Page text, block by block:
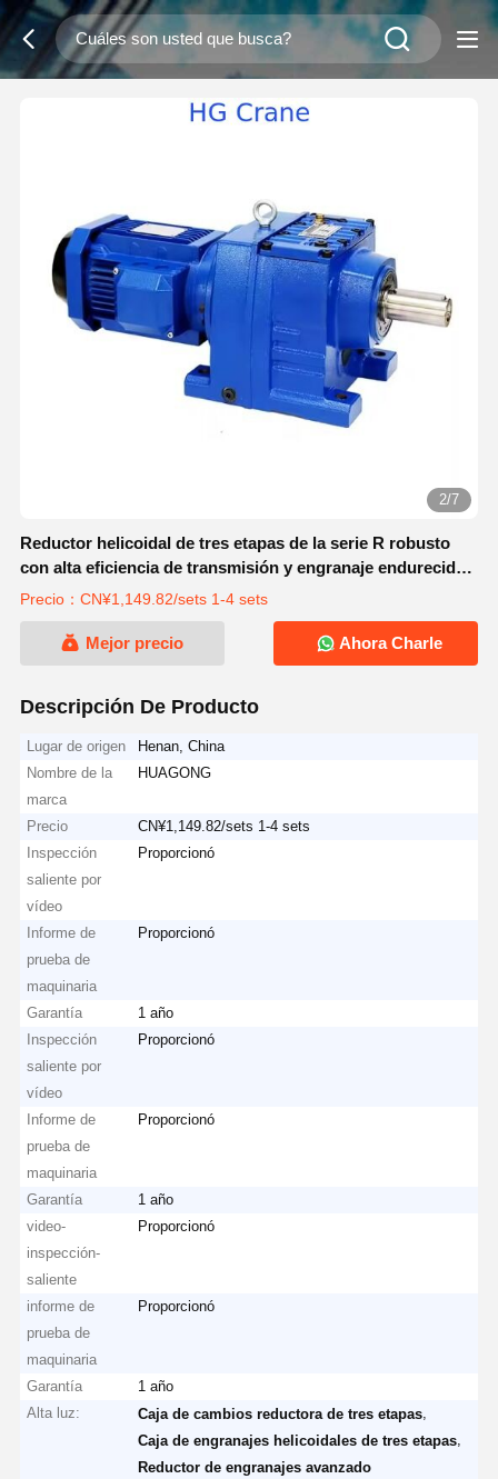
2/7
Reductor helicoidal de tres etapas de la serie R robusto
con alta eficiencia de transmisión y engranaje endurecido
para maquinaria de ingeniería
Precio：CN¥1,149.82/sets 1-4 sets
Mejor precio Ahora Charle
Descripción De Producto
Lugar de origen
Henan, China
Nombre de la
marca
HUAGONG
Precio
CN¥1,149.82/sets 1-4 sets
Inspección
saliente por
vídeo
Proporcionó
Informe de
prueba de
maquinaria
Proporcionó
Garantía
1 año
Inspección
saliente por
vídeo
Proporcionó
Informe de
prueba de
maquinaria
Proporcionó
Garantía
1 año
video-
inspección-
saliente
Proporcionó
informe de
prueba de
maquinaria
Proporcionó
Garantía
1 año
Alta luz:
Caja de cambios reductora de tres etapas
Caja de engranajes helicoidales de tres etapas
Reductor de engranajes avanzado